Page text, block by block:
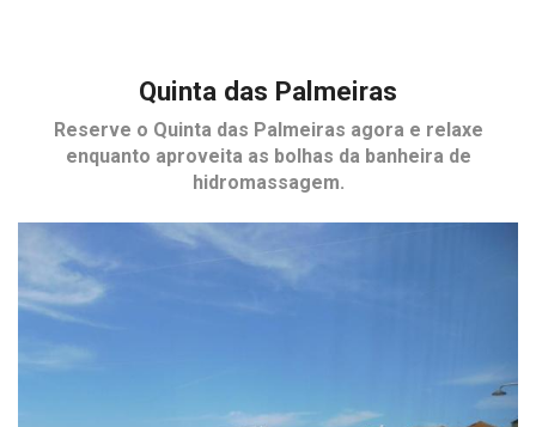
Quinta das Palmeiras
Reserve o Quinta das Palmeiras agora e relaxe
enquanto aproveita as bolhas da banheira de
hidromassagem.